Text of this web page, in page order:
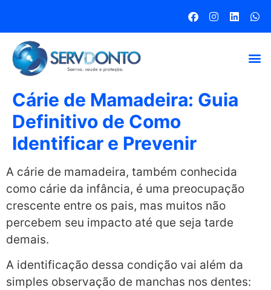
Cárie de Mamadeira: Guia
Definitivo de Como
Identificar e Prevenir
A cárie de mamadeira, também conhecida
como cárie da infância, é uma preocupação
crescente entre os pais, mas muitos não
percebem seu impacto até que seja tarde
demais.
A identificação dessa condição vai além da
simples observação de manchas nos dentes: